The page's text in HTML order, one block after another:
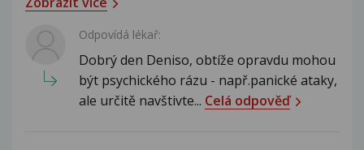
Odpovídá lékař:
Dobrý den Deniso, obtíže opravdu mohou
být psychického rázu - např.panické ataky,
ale určitě navštivte... Celá odpověď